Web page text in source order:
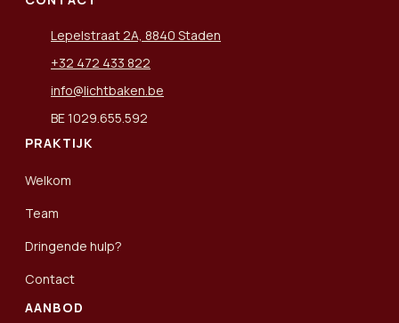
Lepelstraat 2A, 8840 Staden
+32 472 433 822
info@lichtbaken.be
BE 1029.655.592
PRAKTIJK
Welkom
Team
Dringende hulp?
Contact
AANBOD